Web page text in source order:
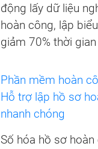
động lấy dữ liệu
hoàn công, lập
giảm 70% thời
Phần mềm hoàn
Hỗ trợ lập hồ sơ
nhanh chóng
Số hóa hồ sơ